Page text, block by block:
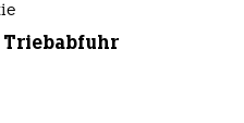
Triebabfuhr